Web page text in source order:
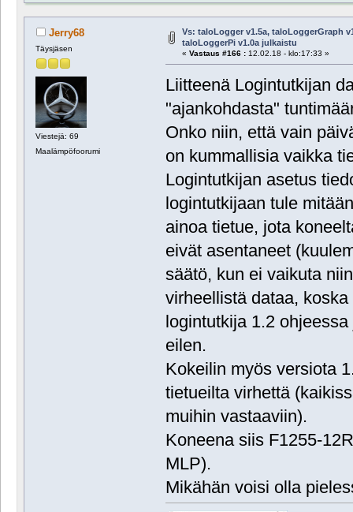
Jerry68
Täysjäsen
Viestejä: 69
Maalämpöfoorumi
Vs: taloLogger v1.5a, taloLoggerGraph
taloLoggerPi v1.0a julkaistu
« Vastaus #166 :12.02.18 - klo:17:33 »
Liitteenä Logintutkijan
"ajankohdasta"
Onko niin, että vain
on kummallisia vaikka
Logintutkijan asetus
logintutkijaan tule
ainoa tietue, jota
eivät asentaneet
säätö, kun ei vaikuta
virheellistä dataa,
logintutkija 1.2
eilen.
Kokeilin myös versiota
tietueilta virhettä
muihin vastaaviin).
Koneena siis F1255-
MLP).
Mikähän voisi olla